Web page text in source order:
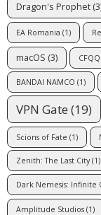
Dragon's Prophet
EA Romania (1)
macOS (3) CFQQ
BANDAI NAMCO (1)
VPN Gate(19)
Scions of Fate (1)
Zenith: The Last City(1)
Dark Nemesis: Infinite
Amplitude Studios (1)